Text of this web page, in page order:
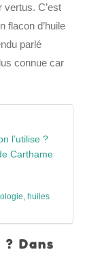
vertus. C’est
flacon d’huile
parlé
connue car
l’utilise ?
Carthame
huiles
Dans